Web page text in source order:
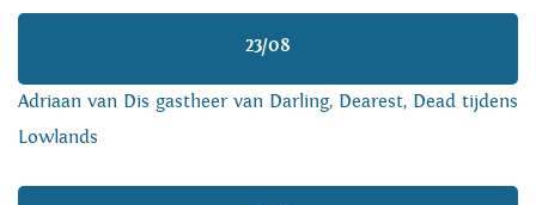
23/08
Adriaan van Dis gastheer van Darling, Dearest, Dead tijdens
Lowlands